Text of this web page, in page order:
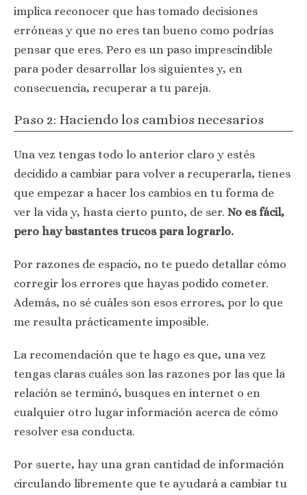
implica reconocer que has tomado decisiones
erróneas y que no eres tan bueno como podrías
pensar que eres. Pero es un paso imprescindible
para poder desarrollar los siguientes y, en
consecuencia, recuperar a tu pareja.
Paso 2: Haciendo los cambios necesarios
Una vez tengas todo lo anterior claro y estés
decidido a cambiar para volver a recuperarla, tienes
que empezar a hacer los cambios en tu forma de
ver la vida y, hasta cierto punto, de ser. No es fácil,
pero hay bastantes trucos para lograrlo.
Por razones de espacio, no te puedo detallar cómo
corregir los errores que hayas podido cometer.
Además, no sé cuáles son esos errores, por lo que
me resulta prácticamente imposible.
La recomendación que te hago es que, una vez
tengas claras cuáles son las razones por las que la
relación se terminó, busques en internet o en
cualquier otro lugar información acerca de cómo
resolver esa conducta.
Por suerte, hay una gran cantidad de información
circulando libremente que te ayudará a cambiar tu